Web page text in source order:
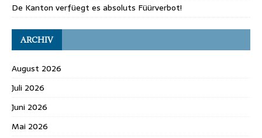
De Kanton verfüegt es absoluts Füürverbot!
ARCHIV
August 2026
Juli 2026
Juni 2026
Mai 2026